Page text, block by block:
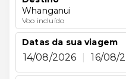
Whanganui
Voo incluído
Datas da sua viagem
14/08/2026 16/08/